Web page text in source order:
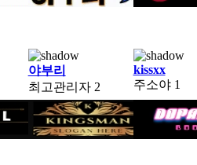
야부리
최고관리자 2
kissxx
주소야 1